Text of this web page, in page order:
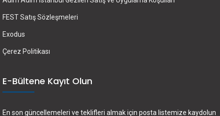
FEST Satış Sözleşmeleri
Exodus
Çerez Politikası
E-Bültene Kayıt Olun
En son güncellemeleri ve teklifleri almak için posta listemize kaydolun